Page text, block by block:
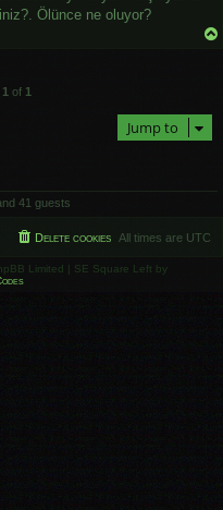
Ölünce ne oluyor?
1 of 1
Jump to
41 guests
All times are UTC
Delete cookies
Limited | SE Square Left by